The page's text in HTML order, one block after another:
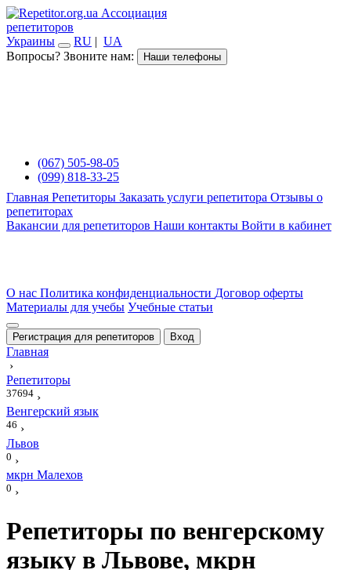
Ассоциация
репетиторов
Украины
RU | UA
Вопросы? Звоните нам:
Наши телефоны
(067) 505-98-05
(099) 818-33-25
Главная Репетиторы Заказать услуги репетитора Отзывы о
репетиторах
Вакансии для репетиторов Наши контакты Войти в кабинет
О нас Политика конфиденциальности Договор оферты
Материалы для учебы Учебные статьи
Регистрация для репетиторов Вход
Главная
›
Репетиторы
37694 ›
Венгерский язык
46 ›
Львов
0 ›
мкрн Малехов
0 ›
Репетиторы по венгерскому
языку в Львове, мкрн